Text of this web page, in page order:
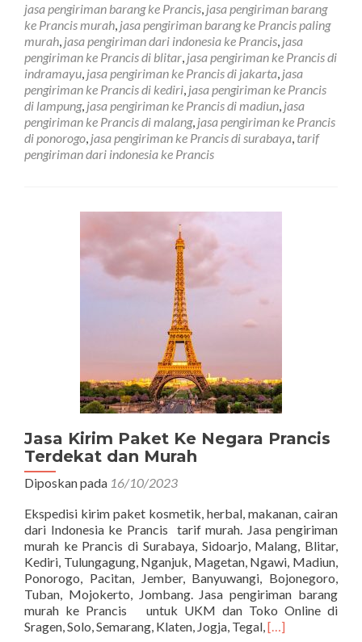
Negara
Prancis
Terdekat
Murah
jasa pengiriman barang ke Prancis, jasa pengiriman barang
ke Prancis murah, jasa pengiriman barang ke Prancis paling
murah, jasa pengiriman dari indonesia ke Prancis, jasa
pengiriman ke Prancis di blitar, jasa pengiriman ke Prancis di
indramayu, jasa pengiriman ke Prancis di jakarta, jasa
pengiriman ke Prancis di kediri, jasa pengiriman ke Prancis
di lampung, jasa pengiriman ke Prancis di madiun, jasa
pengiriman ke Prancis di malang, jasa pengiriman ke Prancis
di ponorogo, jasa pengiriman ke Prancis di surabaya, tarif
pengiriman dari indonesia ke Prancis
Jasa Kirim Paket Ke Negara Prancis
Terdekat dan Murah
Diposkan pada 16/10/2023
Ekspedisi kirim paket kosmetik, herbal, makanan, cairan
dari Indonesia ke Prancis tarif murah. Jasa pengiriman
murah ke Prancis di Surabaya, Sidoarjo, Malang, Blitar,
Kediri, Tulungagung, Nganjuk, Magetan, Ngawi, Madiun,
Ponorogo, Pacitan, Jember, Banyuwangi, Bojonegoro,
Tuban, Mojokerto, Jombang. Jasa pengiriman barang
murah ke Prancis untuk UKM dan Toko Online di
Sragen, Solo, Semarang, Klaten, Jogja, Tegal,Read
[…]